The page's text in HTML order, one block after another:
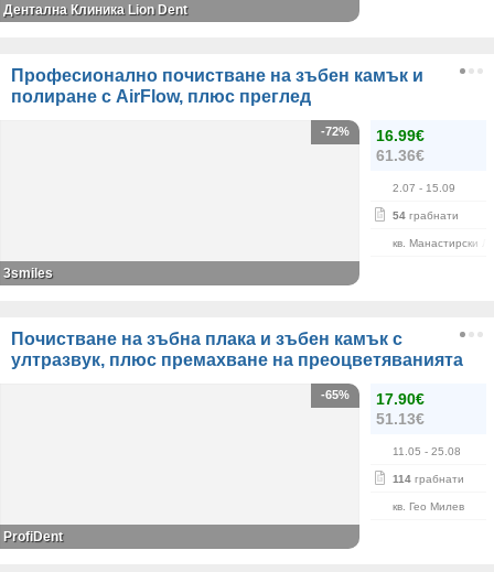
Дентална Клиника Lion Dent
Професионално почистване на зъбен камък и
полиране с AirFlow, плюс преглед
16.99€
61.36€
2.07 - 15.09
54 грабнати
кв. Манастирски
-72%
3smiles
Почистване на зъбна плака и зъбен камък с
ултразвук, плюс премахване на преоцветяванията
17.90€
51.13€
11.05 - 25.08
114 грабнати
кв. Гео Милев
-65%
ProfiDent